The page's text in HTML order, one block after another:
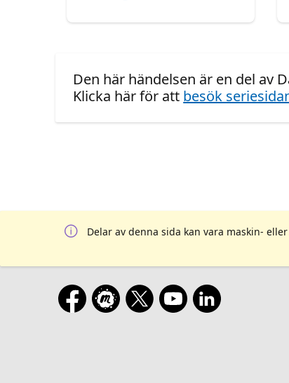
Den här händelsen är en del av
Klicka här för att besök
Delar av denna sida kan vara maskin-